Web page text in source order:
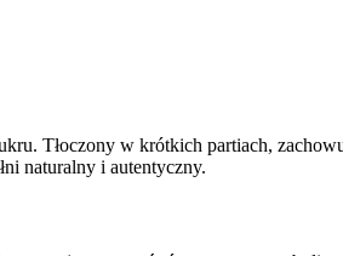
Tłoczony w krótkich partiach,
naturalny i autentyczny.